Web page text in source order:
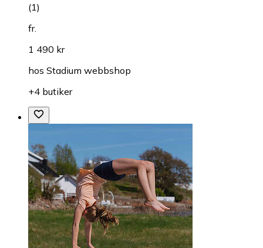
(1)
fr.
1 490 kr
hos Stadium webbshop
+4 butiker